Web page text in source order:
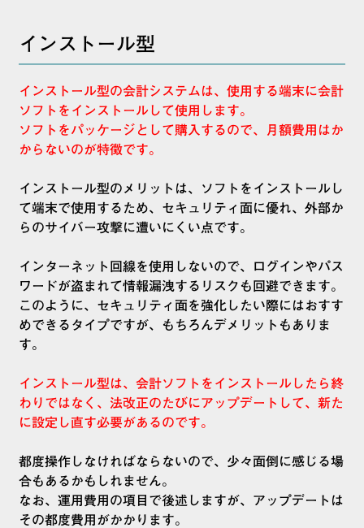
インストール型
インストール型の会計システムは、使用する端末に会計
ソフトをインストールして使用します。
ソフトをパッケージとして購入するので、月額費用はか
からないのが特徴です。
インストール型のメリットは、ソフトをインストールし
て端末で使用するため、セキュリティ面に優れ、外部か
らのサイバー攻撃に遭いにくい点です。
インターネット回線を使用しないので、ログインやパス
ワードが盗まれて情報漏洩するリスクも回避できます。
このように、セキュリティ面を強化したい際にはおすす
めできるタイプですが、もちろんデメリットもありま
す。
インストール型は、会計ソフトをインストールしたら終
わりではなく、法改正のたびにアップデートして、新た
に設定し直す必要があるのです。
都度操作しなければならないので、少々面倒に感じる場
合もあるかもしれません。
なお、運用費用の項目で後述しますが、アップデートは
その都度費用がかかります。